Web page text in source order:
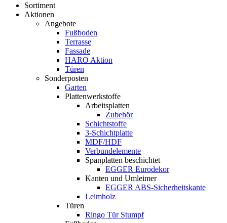
Sortiment
Aktionen
Angebote
Fußboden
Terrasse
Fassade
HARO Aktion
Türen
Sonderposten
Garten
Plattenwerkstoffe
Arbeitsplatten
Zubehör
Schichtstoffe
3-Schichtplatte
MDF/HDF
Verbundelemente
Spanplatten beschichtet
EGGER Eurodekor
Kanten und Umleimer
EGGER ABS-Sicherheitskante
Leimholz
Türen
Ringo Tür Stumpf